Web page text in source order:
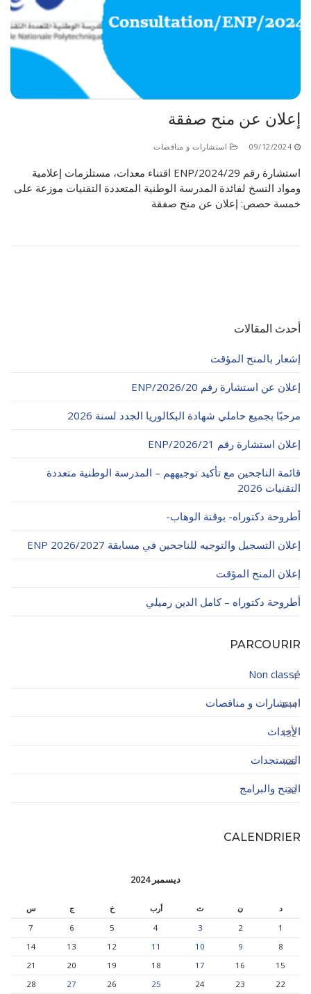
البرنامج الدراسي
الشهادات
نماذج ما بعد التدرج
ميثاق الأداب والأخلاقيات الجامعية
إعلان عن منح صفقة
09/12/2024 استشارات و مناقصات
استشارة رقم 29/ENP/2024 اقتناء معدات، مستلزمات إعلامية
ومواد النسخ لفائدة المدرسة الوطنية المتعددة التقنيات موزعة على
خمسة حصص: إعلان عن منح صفقة
أحدث المقالات
إشعار بالمنح المؤقت
إعلان عن استشارة رقم 20/ENP/2026
مرحبًا بجميع حاملي شهادة البكالوريا الجدد لسنة 2026
إعلان استشارة رقم 21/ENP/2026
قائمة الناجحين مع تأكيد توجيههم – المدرسة الوطنية متعددة
التقنيات 2026
أطروحة دكتوراه- بوڨنة الوهاب-
إعلان التسجيل والتوجيه للناجحين في مسابقة ENP 2026/2027
إعلان المنح المؤقت
أطروحة دكتوراه – كامل الدين رميلي
PARCOURIR
Non classé
4
استشارات و مناقصات
244
الأحداث
132
المستجدات
125
المنح والبرامج
32
CALENDRIER
ديسمبر 2024
د ن ث أرب خ ج
س
1
2
3
4
5
6
7
8
9
10
11
12
13
14
15
16
17
18
19
20
21
22
23
24
25
26
27
28